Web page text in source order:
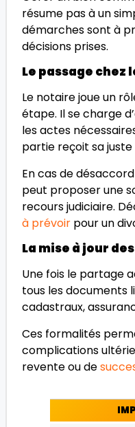
résume pas à un
démarches sont à
décisions prises.
Le passage chez
Le notaire joue un
étape. Il se charge
les actes
partie reçoit sa
En cas de
peut proposer une
recours judiciaire.
à prévoir pour un
La mise à jour
Une fois le partage
tous les documents
cadastraux,
Ces formalités
complications
revente ou de